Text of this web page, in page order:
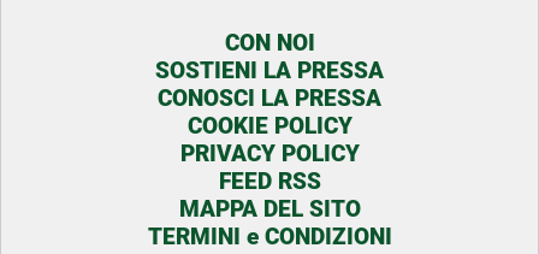
CON NOI
SOSTIENI LA PRESSA
CONOSCI LA PRESSA
COOKIE POLICY
PRIVACY POLICY
FEED RSS
MAPPA DEL SITO
TERMINI e CONDIZIONI